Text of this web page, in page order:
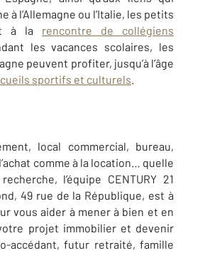
à l’Allemagne ou l’Italie, les petits
à la rencontre de collégiens
les vacances scolaires, les
peuvent profiter, jusqu’à l’âge
sportifs et culturels.
local commercial, bureau,
comme à la location… quelle
l’équipe CENTURY 21
49 rue de la République, est à
vous aider à mener à bien et en
projet immobilier et devenir
accédant, futur retraité, famille